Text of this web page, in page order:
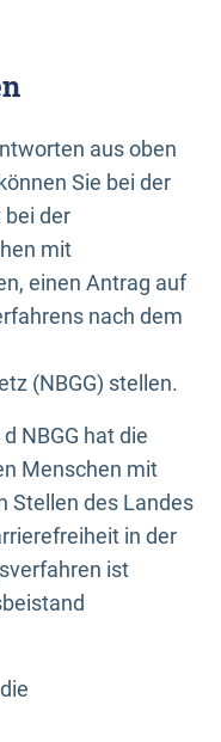
aus oben
Sie bei der
der
mit
einen Antrag auf
nach dem
(NBGG) stellen.
NBGG hat die
Menschen mit
Stellen des Landes
in der
ist